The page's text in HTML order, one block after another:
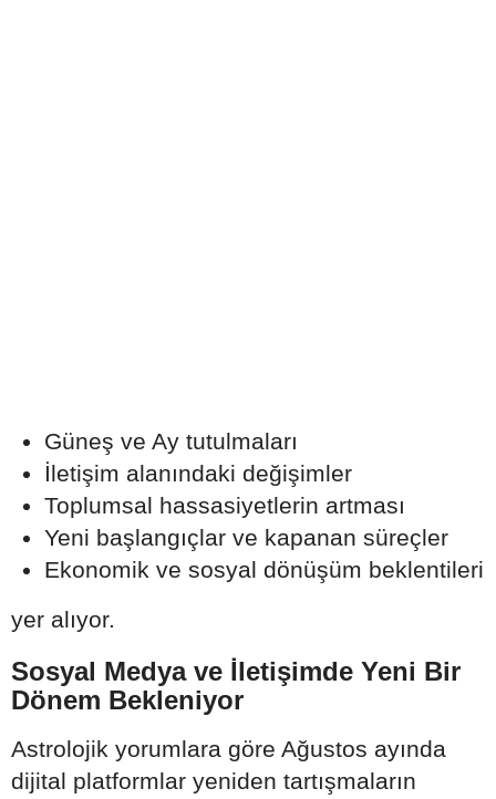
Güneş ve Ay tutulmaları
İletişim alanındaki değişimler
Toplumsal hassasiyetlerin artması
Yeni başlangıçlar ve kapanan süreçler
Ekonomik ve sosyal dönüşüm beklentileri
yer alıyor.
Sosyal Medya ve İletişimde Yeni Bir
Dönem Bekleniyor
Astrolojik yorumlara göre Ağustos ayında
dijital platformlar yeniden tartışmaların